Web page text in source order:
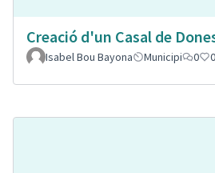
Creació d'un Casal de
Isabel Bou Bayona
Municipi 0 0